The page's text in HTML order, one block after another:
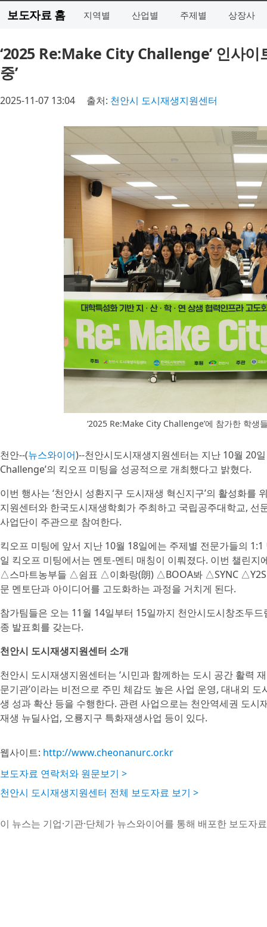
보도자료 홈 지역별 산업별 주제별 상장사
‘2025 Re:Make City Challenge’ 인사
중’
2025-11-07 13:04 출처: 천안시 도시재생지원센터
‘2025 Re:Make City Challenge’에 참가한 학생
천안--(뉴스와이어)--천안시도시재생지원센터는 지난 10월 20
Challenge’의 킥오프 미팅을 성공적으로 개최했다고 밝혔다.
이번 행사는 ‘천안시 성환지구 도시재생 혁신지구’의 활성화
지원센터와 한국도시재생학회가 주최하고 국립공주대학교, 선
사업단이 주관으로 참여한다.
킥오프 미팅에 앞서 지난 10월 18일에는 주제별 전문가들의
일 킥오프 미팅에서는 멘토-멘티 매칭이 이뤄졌다. 이번 챌
△스마트농부들 △쉼표 △이화랑(朗) △BOOA봐 △SYNC
문 멘토단과 아이디어를 고도화하는 과정을 거치게 된다.
참가팀들은 오는 11월 14일부터 15일까지 천안시도시창조두
종 발표회를 갖는다.
천안시 도시재생지원센터 소개
천안시 도시재생지원센터는 ‘시민과 함께하는 도시 공간 활력
문기관’이라는 비전으로 주민 체감도 높은 사업 운영, 대내외
생 성과 확산 등을 수행한다. 관련 사업으로는 천안역세권 도
재생 뉴딜사업, 오룡지구 특화재생사업 등이 있다.
웹사이트: http://www.cheonanurc.or.kr
보도자료 연락처와 원문보기 >
천안시 도시재생지원센터 전체 보도자료 보기 >
이 뉴스는 기업·기관·단체가 뉴스와이어를 통해 배포한 보도자